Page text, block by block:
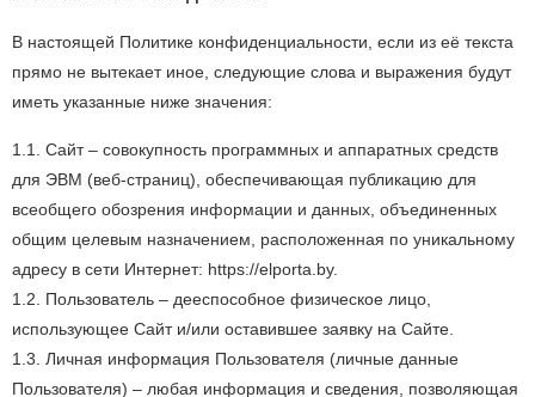
В настоящей Политике конфиденциальности, если из её текста
прямо не вытекает иное, следующие слова и выражения будут
иметь указанные ниже значения:
1.1. Сайт – совокупность программных и аппаратных средств
для ЭВМ (веб-страниц), обеспечивающая публикацию для
всеобщего обозрения информации и данных, объединенных
общим целевым назначением, расположенная по уникальному
адресу в сети Интернет: https://elporta.by.
1.2. Пользователь – дееспособное физическое лицо,
использующее Сайт и/или оставившее заявку на Сайте.
1.3. Личная информация Пользователя (личные данные
Пользователя) – любая информация и сведения, позволяющая